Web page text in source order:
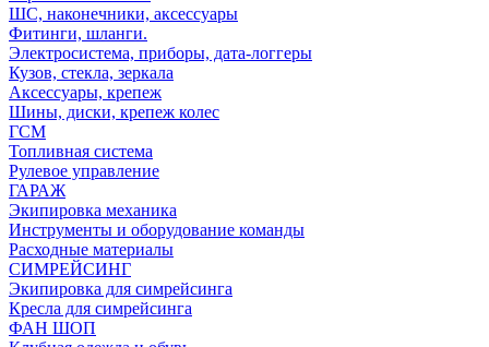
ШС, наконечники, аксессуары
Фитинги, шланги.
Электросистема, приборы, дата-логгеры
Кузов, стекла, зеркала
Аксессуары, крепеж
Шины, диски, крепеж колес
ГСМ
Топливная система
Рулевое управление
ГАРАЖ
Экипировка механика
Инструменты и оборудование команды
Расходные материалы
СИМРЕЙСИНГ
Экипировка для симрейсинга
Кресла для симрейсинга
ФАН ШОП